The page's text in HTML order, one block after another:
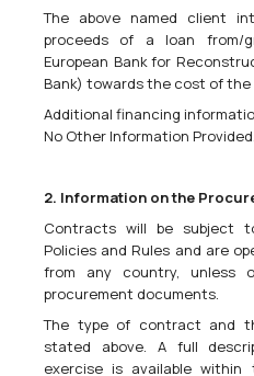
(შემდგომში „სააგენტო“),
მმართველობის სფეროში
პრევენციის, არასაპატიმრო
პრობაციის ეროვნული სააგენტოს
Ა(ა)იპ Დედოფლისწყაროს
Ახალგაზრდობის Ცენტრი Აცხადებს Ბაზრის
92331210 - ბავშვთა გართობის
სპორტისა და ახალგაზრდობის
The above named client
proceeds of a loan from/
European Bank for
Bank) towards the cost of
Additional financing
No Other Information Provided.
2. Information on the
Contracts will be subject
Policies and Rules and are
from any country, unless
procurement documents.
The type of contract and
stated above. A full
exercise is available